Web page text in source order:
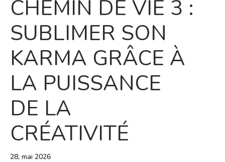
CHEMIN DE VIE 3 :
SUBLIMER SON
KARMA GRÂCE À
LA PUISSANCE
DE LA
CRÉATIVITÉ
28, mai 2026